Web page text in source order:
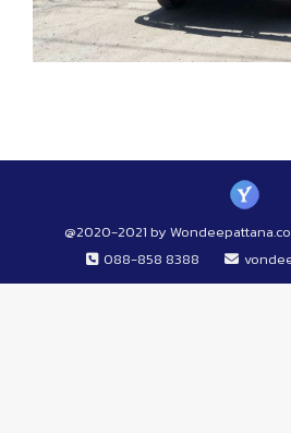
@2020-2021 by
088-858 8388